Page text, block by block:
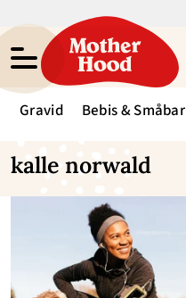
Gravid Bebis &
kalle norwald